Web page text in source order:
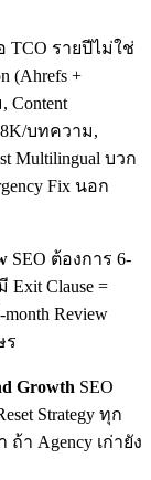
TCO รายปีไม่ใช่
(Ahrefs +
Content
8K/บทความ,
Multilingual บวก
Fix นอก
SEO ต้องการ 6-
Exit Clause =
Review
ร
Growth SEO
Strategy ทุก
า Agency เก่ายัง